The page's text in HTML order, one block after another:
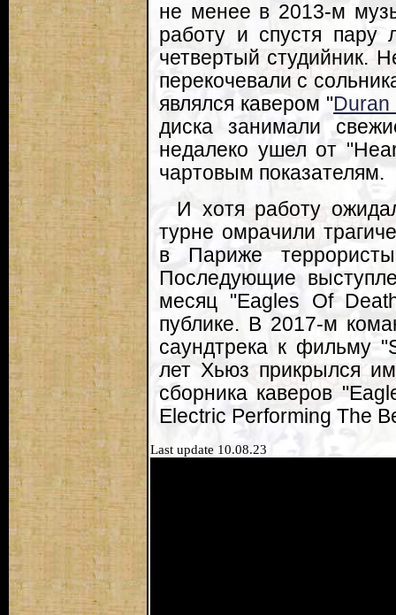
не менее в 2013-м
работу и спустя пару
четвертый студийник.
перекочевали с
являлся кавером "
диска занимали
недалеко ушел от
чартовым показателям.
И хотя работу
турне омрачили
в Париже
Последующие
месяц "Eagles Of
публике. В 2017-м
саундтрека к фильму
лет Хьюз прикрылся
сборника каверов
Electric Performing The
Last update 10.08.23